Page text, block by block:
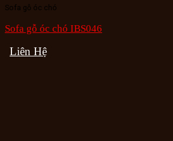
Sofa gỗ óc chó
Sofa gỗ óc chó IBS046
Liên Hệ